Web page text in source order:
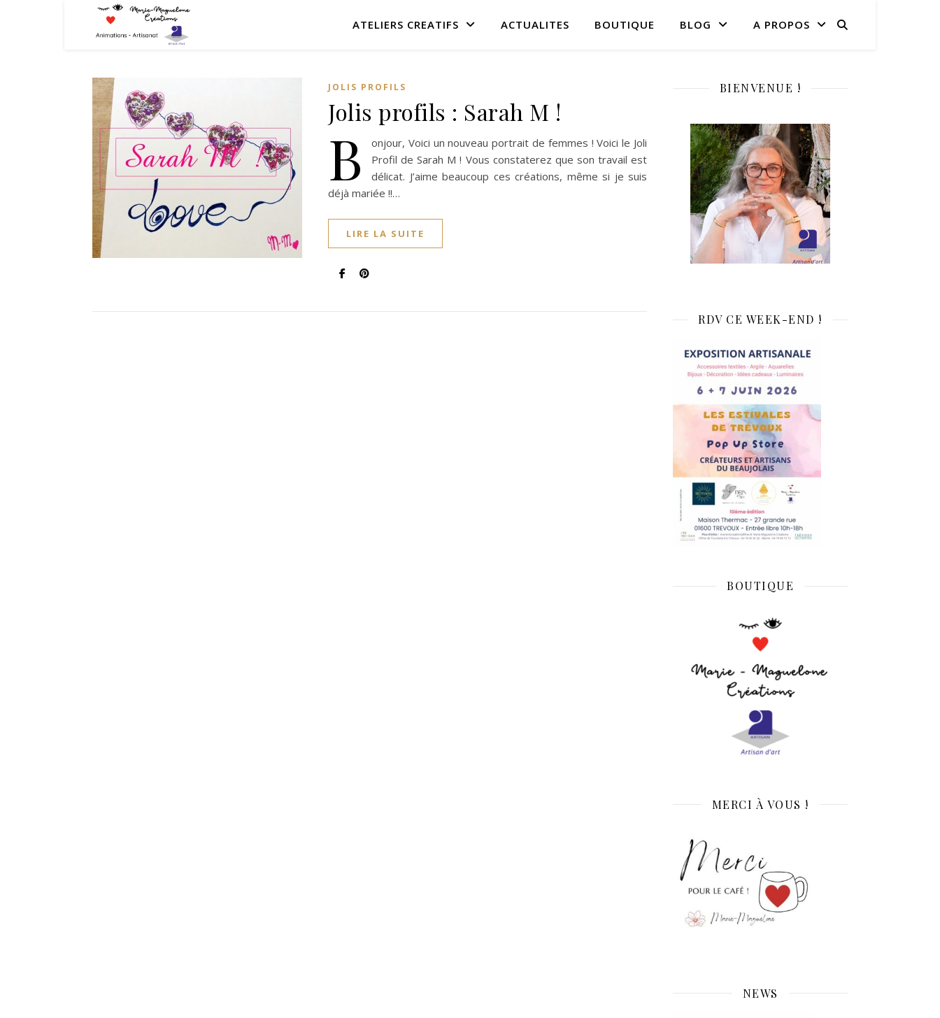
ATELIERS CREATIFS ACTUALITES BOUTIQUE BLOG A PROPOS
JOLIS PROFILS
Jolis profils : Sarah M !
B
onjour, Voici un nouveau portrait de femmes ! Voici le Joli
Profil de Sarah M ! Vous constaterez que son travail est
délicat. J’aime beaucoup ces créations, même si je suis
déjà mariée !!…
LIRE LA SUITE
BIENVENUE !
RDV CE WEEK-END !
BOUTIQUE
MERCI À VOUS !
NEWS